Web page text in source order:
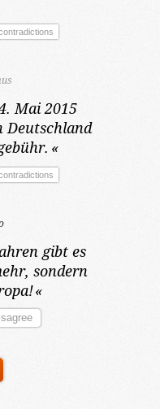
Mai 2015
Deutschland
«
gibt es
sondern
«